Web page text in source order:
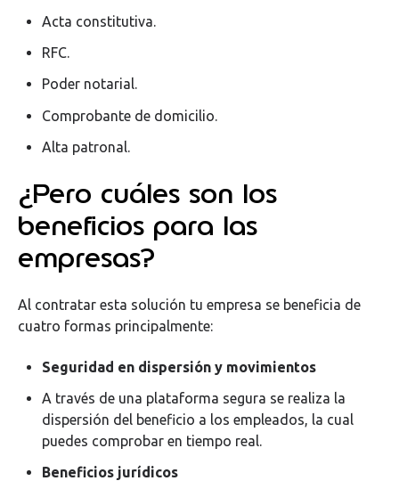
Acta constitutiva.
RFC.
Poder notarial.
Comprobante de domicilio.
Alta patronal.
¿Pero cuáles son los
beneficios para las
empresas?
Al contratar esta solución tu empresa se beneficia de
cuatro formas principalmente:
Seguridad en dispersión y movimientos
A través de una plataforma segura se realiza la
dispersión del beneficio a los empleados, la cual
puedes comprobar en tiempo real.
Beneficios jurídicos